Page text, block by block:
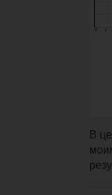
В